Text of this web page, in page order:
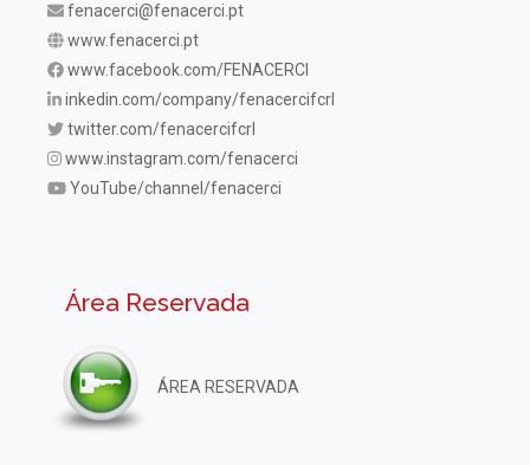
fenacerci@fenacerci.pt
www.fenacerci.pt
www.facebook.com/FENACERCI
inkedin.com/company/fenacercifcrl
twitter.com/fenacercifcrl
www.instagram.com/fenacerci
YouTube/channel/fenacerci
Área Reservada
ÁREA RESERVADA